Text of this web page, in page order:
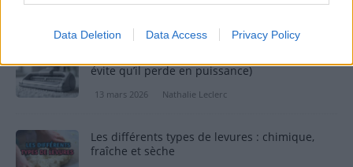
Data Deletion Data Access Privacy Policy
évite qu’il perde en puissance)
13 mars 2026 Nathalie Leclerc
Les différents types de levures : chimique,
fraîche et sèche